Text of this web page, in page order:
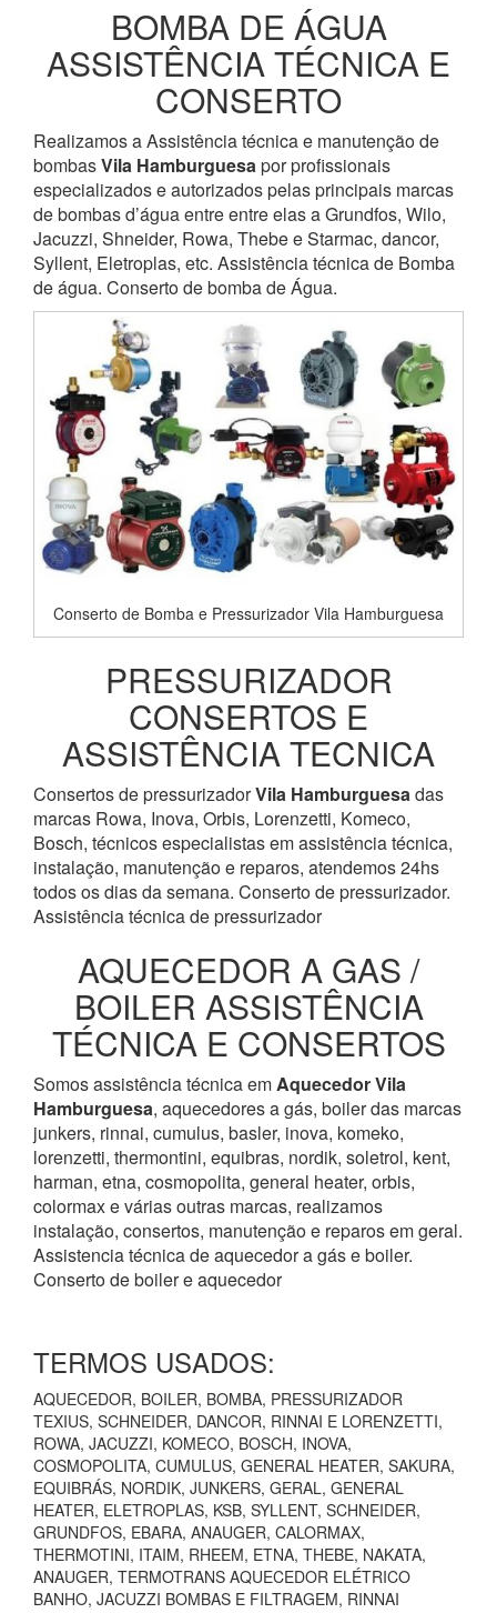
BOMBA DE ÁGUA
ASSISTÊNCIA TÉCNICA E
CONSERTO
Realizamos a Assistência técnica e manutenção de
bombasVila Hamburguesapor profissionais
especializados e autorizados pelas principais marcas
de bombas d’água entre entre elas a Grundfos, Wilo,
Jacuzzi, Shneider, Rowa, Thebe e Starmac, dancor,
Syllent, Eletroplas, etc. Assistência técnica de Bomba
de água. Conserto de bomba de Água.
Conserto de Bomba e Pressurizador Vila Hamburguesa
PRESSURIZADOR
CONSERTOS E
ASSISTÊNCIA TECNICA
Consertos de pressurizadorVila Hamburguesadas
marcas Rowa, Inova, Orbis, Lorenzetti, Komeco,
Bosch, técnicos especialistas em assistência técnica,
instalação, manutenção e reparos, atendemos 24hs
todos os dias da semana. Conserto de pressurizador.
Assistência técnica de pressurizador
AQUECEDOR A GAS /
BOILER ASSISTÊNCIA
TÉCNICA E CONSERTOS
Somos assistência técnica emAquecedorVila
Hamburguesa, aquecedores a gás, boiler das marcas
junkers, rinnai, cumulus, basler, inova, komeko,
lorenzetti, thermontini, equibras, nordik, soletrol, kent,
harman, etna, cosmopolita, general heater, orbis,
colormax e várias outras marcas, realizamos
instalação, consertos, manutenção e reparos em geral.
Assistencia técnica de aquecedor a gás e boiler.
Conserto de boiler e aquecedor
TERMOS USADOS:
AQUECEDOR, BOILER, BOMBA, PRESSURIZADOR
TEXIUS, SCHNEIDER, DANCOR, RINNAI E LORENZETTI,
ROWA, JACUZZI, KOMECO, BOSCH, INOVA,
COSMOPOLITA, CUMULUS, GENERAL HEATER, SAKURA,
EQUIBRÁS, NORDIK, JUNKERS, GERAL, GENERAL
HEATER, ELETROPLAS, KSB, SYLLENT, SCHNEIDER,
GRUNDFOS, EBARA, ANAUGER, CALORMAX,
THERMOTINI, ITAIM, RHEEM, ETNA, THEBE, NAKATA,
ANAUGER, TERMOTRANS AQUECEDOR ELÉTRICO
BANHO, JACUZZI BOMBAS E FILTRAGEM, RINNAI